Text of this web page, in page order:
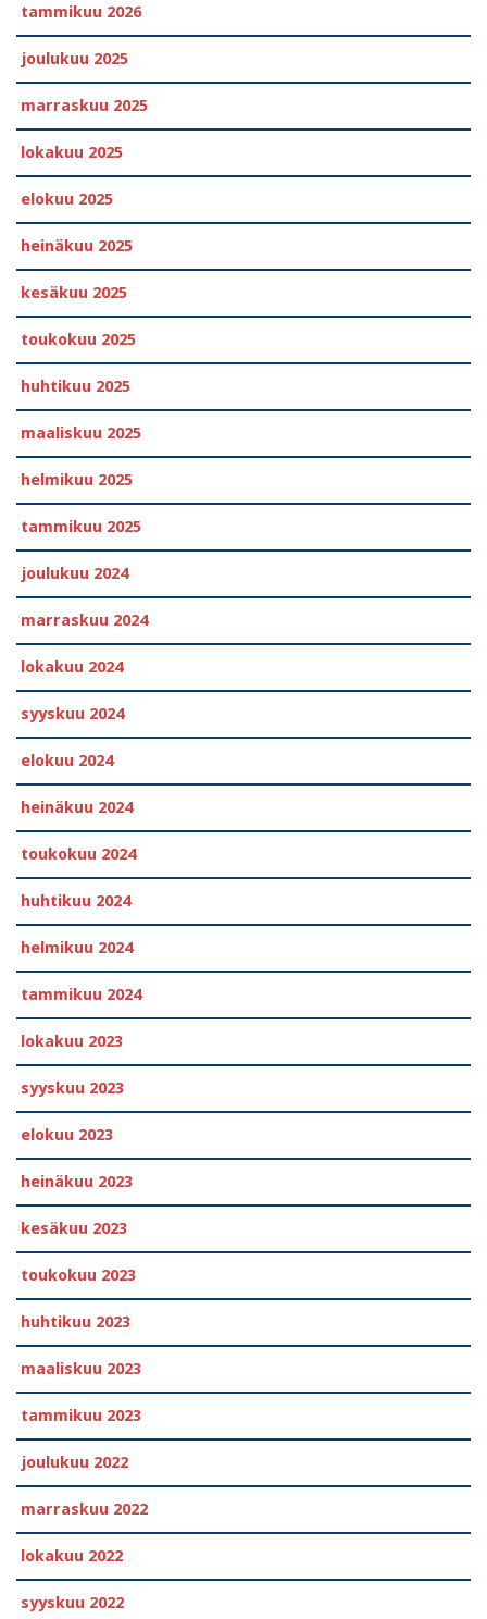
tammikuu 2026
joulukuu 2025
marraskuu 2025
lokakuu 2025
elokuu 2025
heinäkuu 2025
kesäkuu 2025
toukokuu 2025
huhtikuu 2025
maaliskuu 2025
helmikuu 2025
tammikuu 2025
joulukuu 2024
marraskuu 2024
lokakuu 2024
syyskuu 2024
elokuu 2024
heinäkuu 2024
toukokuu 2024
huhtikuu 2024
helmikuu 2024
tammikuu 2024
lokakuu 2023
syyskuu 2023
elokuu 2023
heinäkuu 2023
kesäkuu 2023
toukokuu 2023
huhtikuu 2023
maaliskuu 2023
tammikuu 2023
joulukuu 2022
marraskuu 2022
lokakuu 2022
syyskuu 2022